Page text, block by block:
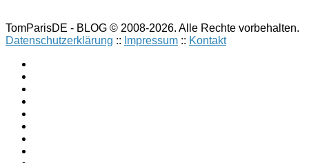
TomParisDE - BLOG © 2008-2026. Alle Rechte vorbehalten.
Datenschutzerklärung :: Impressum :: Kontakt